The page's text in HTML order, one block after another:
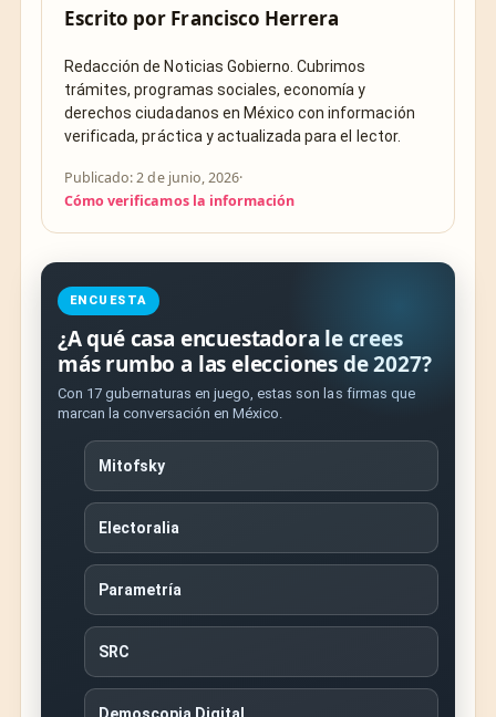
Escrito por Francisco Herrera
Redacción de Noticias Gobierno. Cubrimos
trámites, programas sociales, economía y
derechos ciudadanos en México con información
verificada, práctica y actualizada para el lector.
Publicado: 2 de junio, 2026·
Cómo verificamos la información
ENCUESTA
¿A qué casa encuestadora le crees
más rumbo a las elecciones de 2027?
Con 17 gubernaturas en juego, estas son las firmas que
marcan la conversación en México.
Mitofsky
Electoralia
Parametría
SRC